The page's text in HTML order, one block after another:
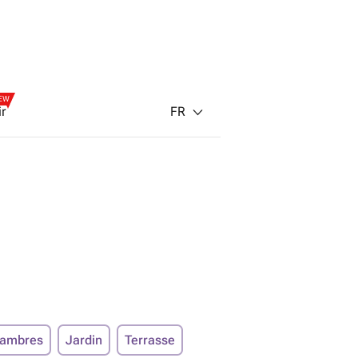
FR
Jardin Terrasse